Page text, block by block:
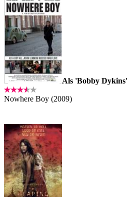
Als 'Bobby Dykins'
Nowhere Boy (2009)